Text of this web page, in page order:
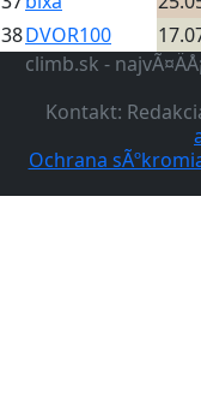
38DVOR100
climb.sk -
Kontakt:
Ochrana